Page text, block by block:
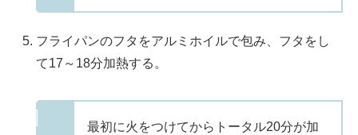
フライパンのフタをアルミホイルで包み、フタをし
て17～18分加熱する。
最初に火をつけてからトータル20分が加